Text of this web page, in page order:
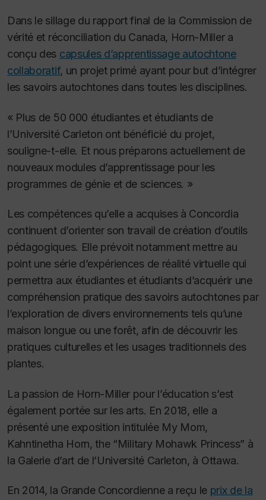
Dans le sillage du rapport final de la Commission de
vérité et réconciliation du Canada, Horn-Miller a
conçu des capsules d’apprentissage autochtone
collaboratif, un projet primé ayant pour but d’intégrer
les savoirs autochtones dans toutes les disciplines.
« Plus de 50 000 étudiantes et étudiants de
l’Université Carleton ont bénéficié du projet,
souligne-t-elle. Et nous préparons actuellement de
nouveaux modules d’apprentissage pour les
programmes de génie et de sciences. »
Les compétences qu’elle a acquises à Concordia
continuent d’orienter son travail de création d’outils
pédagogiques. Elle prévoit notamment mettre au
point une série d’expériences de réalité virtuelle qui
permettra aux étudiantes et étudiants d’acquérir une
compréhension pratique des savoirs autochtones par
l’exploration de divers environnements tels qu’une
maison longue ou une forêt, afin de découvrir les
pratiques culturelles et les usages traditionnels des
plantes.
La passion de Horn-Miller pour l’éducation s’est
également portée sur les arts. En 2018, elle a
présenté une exposition intitulée My Mom,
Kahntinetha Horn, the “Military Mohawk Princess” à
la Galerie d’art de l’Université Carleton, à Ottawa.
En 2014, la Grande Concordienne a reçu le prix de la